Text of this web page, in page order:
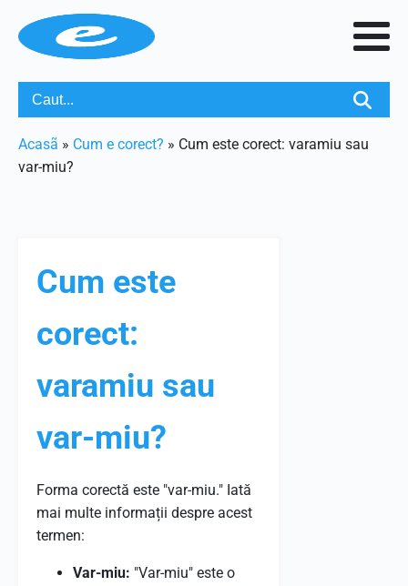
Acasã » Cum e corect? » Cum este corect: varamiu sau
var-miu?
Cum este
corect:
varamiu sau
var-miu?
Forma corectă este "var-miu." Iată
mai multe informații despre acest
termen:
Var-miu: "Var-miu" este o